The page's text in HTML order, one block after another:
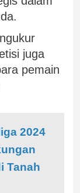
juga
pemain
2024
Tanah